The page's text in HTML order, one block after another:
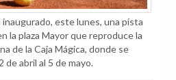
este lunes, una pista
la plaza Mayor que reproduce la
de la Caja Mágica, donde se
abril al 5 de mayo.